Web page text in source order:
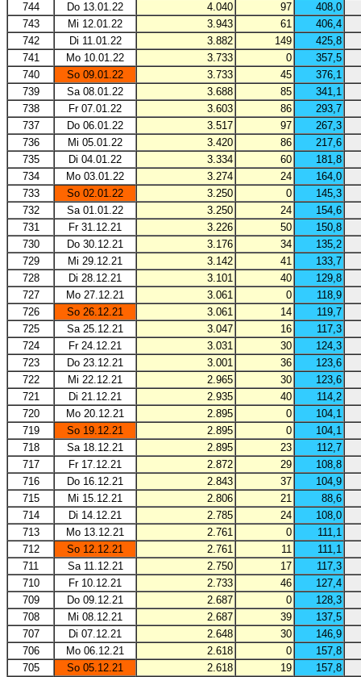
744
Do 13.01.22 4.040 97
408,0
743
Mi 12.01.22 3.943 61
406,4
742
Di 11.01.22 3.882 149
425,8
741
Mo 10.01.22 3.733 0
357,5
740
So 09.01.22 3.733 45
376,1
739
Sa 08.01.22 3.688 85
341,1
738
Fr 07.01.22 3.603 86
293,7
737
Do 06.01.22 3.517 97
267,3
736
Mi 05.01.22 3.420 86
217,6
735
Di 04.01.22 3.334 60
181,8
734
Mo 03.01.22 3.274 24
164,0
733
So 02.01.22 3.250 0
145,3
732
Sa 01.01.22 3.250 24
154,6
731
Fr 31.12.21 3.226 50
150,8
730
Do 30.12.21 3.176 34
135,2
729
Mi 29.12.21 3.142 41
133,7
728
Di 28.12.21 3.101 40
129,8
727
Mo 27.12.21 3.061 0
118,9
726
So 26.12.21 3.061 14
119,7
725
Sa 25.12.21 3.047 16
117,3
724
Fr 24.12.21 3.031 30
124,3
723
Do 23.12.21 3.001 36
123,6
722
Mi 22.12.21 2.965 30
123,6
721
Di 21.12.21 2.935 40
114,2
720
Mo 20.12.21 2.895 0
104,1
719
So 19.12.21 2.895 0
104,1
718
Sa 18.12.21 2.895 23
112,7
717
Fr 17.12.21 2.872 29
108,8
716
Do 16.12.21 2.843 37
104,9
715
Mi 15.12.21 2.806 21
88,6
714
Di 14.12.21 2.785 24
108,0
713
Mo 13.12.21 2.761 0
111,1
712
So 12.12.21 2.761 11
111,1
711
Sa 11.12.21 2.750 17
117,3
710
Fr 10.12.21 2.733 46
127,4
709
Do 09.12.21 2.687 0
128,3
708
Mi 08.12.21 2.687 39
137,5
707
Di 07.12.21 2.648 30
146,9
706
Mo 06.12.21 2.618 0
157,8
705
So 05.12.21 2.618 19
157,8